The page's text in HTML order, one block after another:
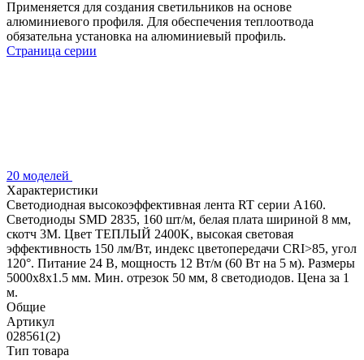
Применяется для создания светильников на основе
алюминиевого профиля. Для обеспечения теплоотвода
обязательна установка на алюминиевый профиль.
Страница серии
20 моделей
Характеристики
Светодиодная высокоэффективная лента RT серии A160.
Светодиоды SMD 2835, 160 шт/м, белая плата шириной 8 мм,
скотч 3M. Цвет ТЕПЛЫЙ 2400K, высокая световая
эффективность 150 лм/Вт, индекс цветопередачи CRI>85, угол
120°. Питание 24 В, мощность 12 Вт/м (60 Вт на 5 м). Размеры
5000x8x1.5 мм. Мин. отрезок 50 мм, 8 светодиодов. Цена за 1
м.
Общие
Артикул
028561(2)
Тип товара